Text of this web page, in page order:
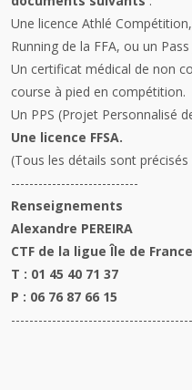
Une licence Athlé
Running de la FFA, ou un Pass
Un certificat médical de non
course à pied en compétition.
Un PPS (Projet Personnalisé
Une licence FFSA.
(Tous les détails sont
----------------------------
Renseignements
Alexandre PEREIRA
CTF de la ligue Île de
T : 01 45 40 71 37
P : 06 76 87 66 15